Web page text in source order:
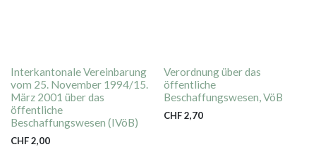
Interkantonale Vereinbarung
vom 25. November 1994/15.
März 2001 über das
öffentliche
Beschaffungswesen (IVöB)
CHF2,00
Verordnung über das
öffentliche
Beschaffungswesen, VöB
CHF2,70